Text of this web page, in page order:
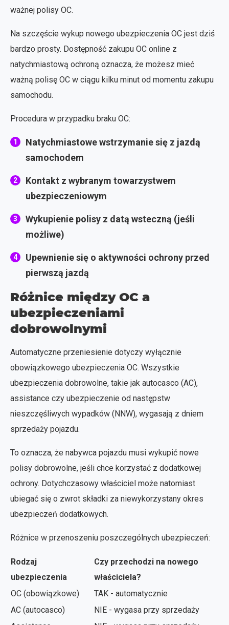
ważnej polisy OC.
Na szczęście wykup nowego ubezpieczenia OC jest dziś
bardzo prosty. Dostępność zakupu OC online z
natychmiastową ochroną oznacza, że możesz mieć
ważną polisę OC w ciągu kilku minut od momentu zakupu
samochodu.
Procedura w przypadku braku OC:
Natychmiastowe wstrzymanie się z jazdą
samochodem
Kontakt z wybranym towarzystwem
ubezpieczeniowym
Wykupienie polisy z datą wsteczną (jeśli
możliwe)
Upewnienie się o aktywności ochrony przed
pierwszą jazdą
Różnice między OC a
ubezpieczeniami
dobrowolnymi
Automatyczne przeniesienie dotyczy wyłącznie
obowiązkowego ubezpieczenia OC. Wszystkie
ubezpieczenia dobrowolne, takie jak autocasco (AC),
assistance czy ubezpieczenie od następstw
nieszczęśliwych wypadków (NNW), wygasają z dniem
sprzedaży pojazdu.
To oznacza, że nabywca pojazdu musi wykupić nowe
polisy dobrowolne, jeśli chce korzystać z dodatkowej
ochrony. Dotychczasowy właściciel może natomiast
ubiegać się o zwrot składki za niewykorzystany okres
ubezpieczeń dodatkowych.
Różnice w przenoszeniu poszczególnych ubezpieczeń:
Rodzaj
ubezpieczenia
Czy przechodzi na nowego
właściciela?
OC (obowiązkowe)
TAK - automatycznie
AC (autocasco)
NIE - wygasa przy sprzedaży